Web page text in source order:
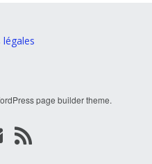
page builder theme.